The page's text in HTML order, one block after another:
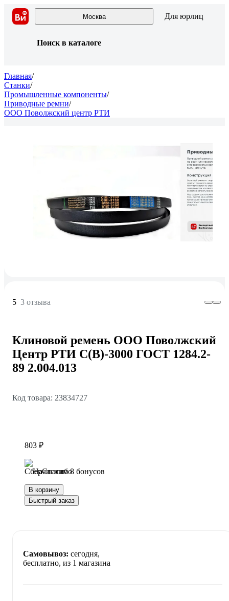
Москва Для юрлиц
Поиск в каталоге
Главная/
Станки/
Промышленные компоненты/
Приводные ремни/
ООО Поволжский центр РТИ
5 3 отзыва
Клиновой ремень ООО Поволжский
Центр РТИ С(В)-3000 ГОСТ 1284.2-
89 2.004.013
Код товара: 23834727
803 ₽
Начислим 8 бонусов
В корзину
Быстрый заказ
Самовывоз: сегодня,
бесплатно, из 1 магазина